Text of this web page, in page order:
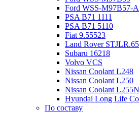
Ford WSS-M97B57-
PSA B71 1111
PSA B71 5110
Fiat 9.55523
Land Rover
Subaru 16218
Volvo VCS
Nissan Coolant L248
Nissan Coolant L250
Nissan Coolant L255N
Hyundai Long Life
По составу